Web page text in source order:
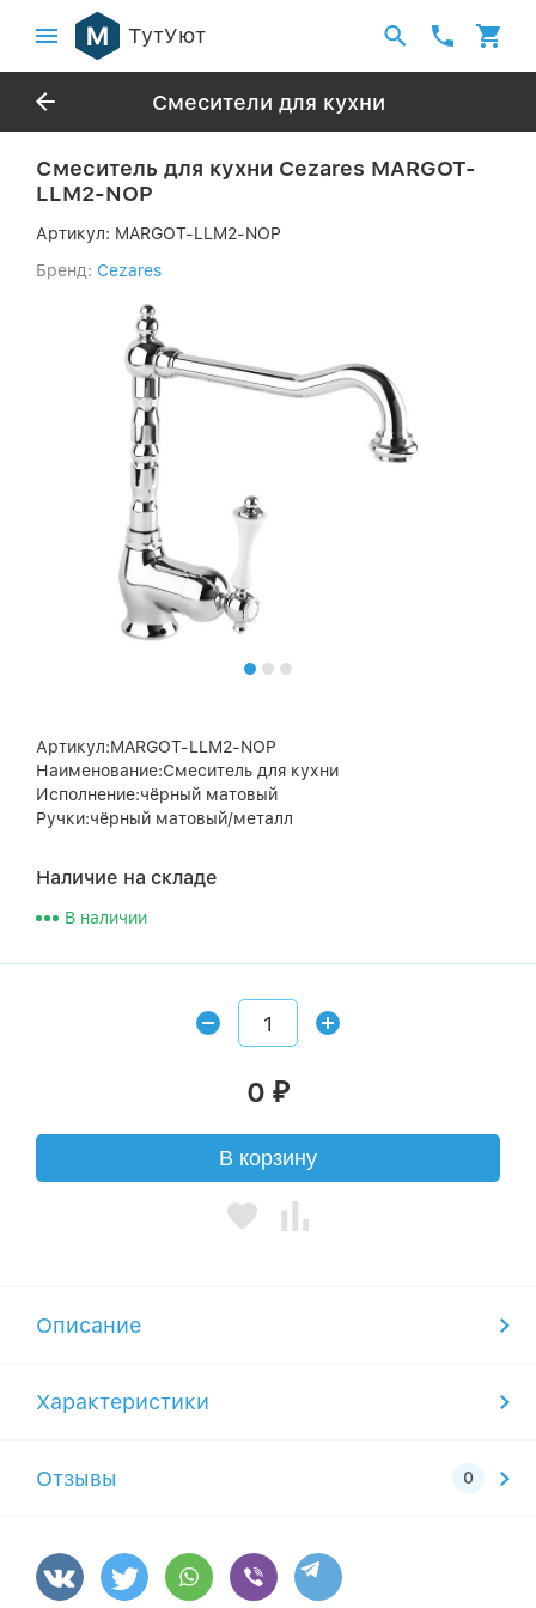
ТутУют
Смесители для кухни
Смеситель для кухни Cezares MARGOT-
LLM2-NOP
Артикул: MARGOT-LLM2-NOP
Бренд: Cezares
Артикул:MARGOT-LLM2-NOP
Наименование:Смеситель для кухни
Исполнение:чёрный матовый
Ручки:чёрный матовый/металл
Наличие на складе
В наличии
0 ₽
В корзину
Описание
Характеристики
Отзывы